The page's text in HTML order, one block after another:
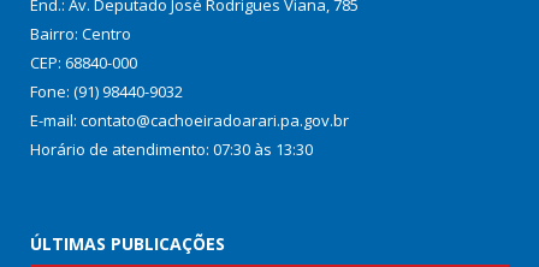
End.: Av. Deputado José Rodrigues Viana, 785
Bairro: Centro
CEP: 68840-000
Fone: (91) 98440-9032
E-mail: contato@cachoeiradoarari.pa.gov.br
Horário de atendimento: 07:30 às 13:30
ÚLTIMAS PUBLICAÇÕES